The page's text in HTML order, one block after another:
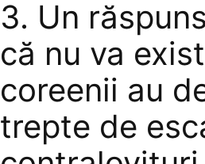
3. Un
că nu va
coreenii au
trepte de